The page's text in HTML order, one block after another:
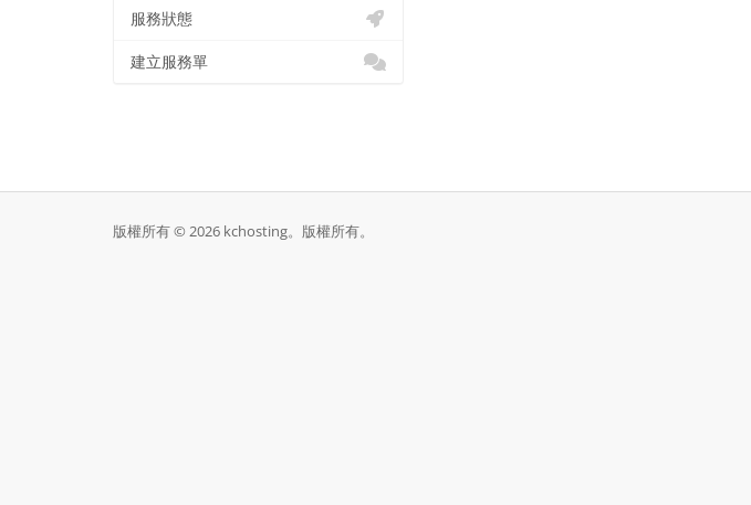
服務狀態
建立服務單
版權所有 © 2026 kchosting。版權所有。